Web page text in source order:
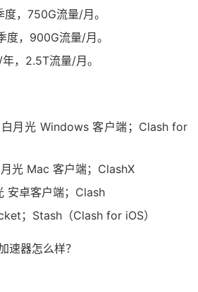
，750G流量/月。
，900G流量/月。
，2.5T流量/月。
月光 Windows 客户端；Clash for
光 Mac 客户端；ClashX
安卓客户端；Clash
；Stash（Clash for iOS）
速器怎么样？